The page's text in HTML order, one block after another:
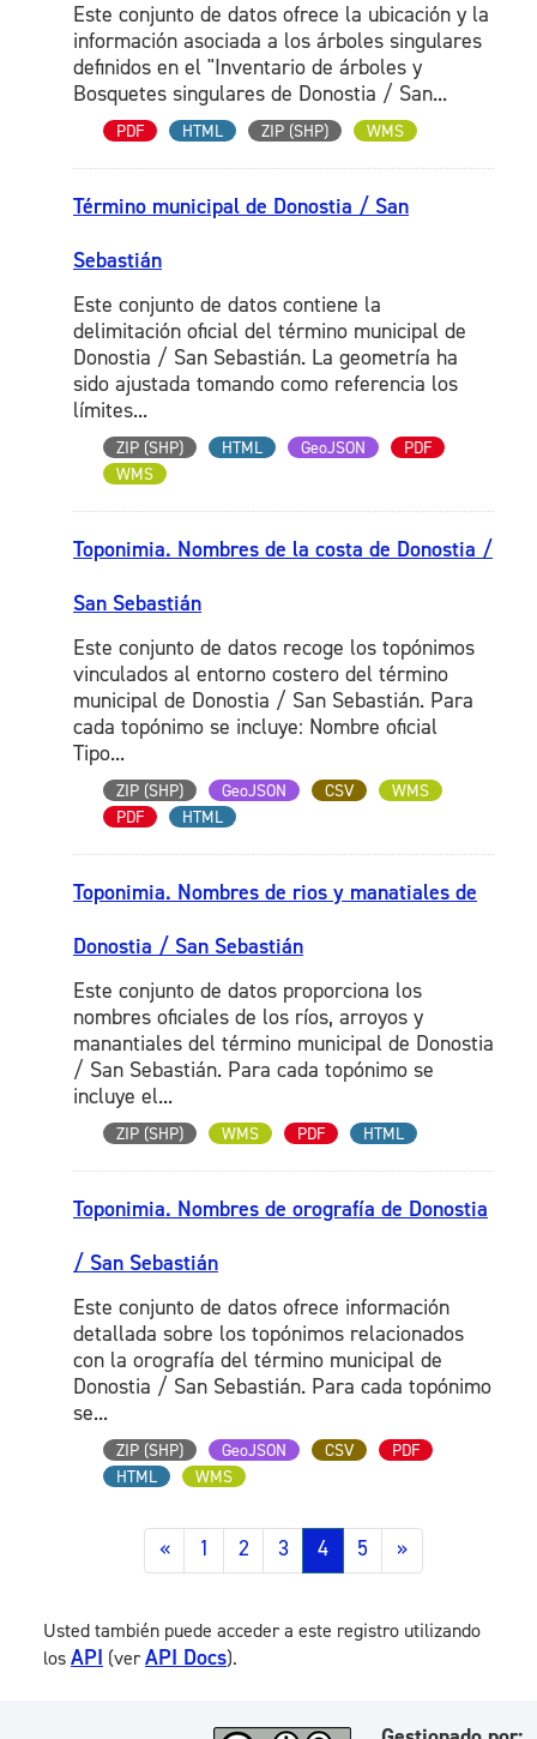
Este conjunto de datos ofrece la ubicación y la
información asociada a los árboles singulares
definidos en el "Inventario de árboles y
Bosquetes singulares de Donostia / San...
PDF HTML ZIP (SHP) WMS
Término municipal de Donostia / San
Sebastián
Este conjunto de datos contiene la
delimitación oficial del término municipal de
Donostia / San Sebastián. La geometría ha
sido ajustada tomando como referencia los
límites...
ZIP (SHP) HTML GeoJSON
PDF
WMS
Toponimia. Nombres de la costa de Donostia /
San Sebastián
Este conjunto de datos recoge los topónimos
vinculados al entorno costero del término
municipal de Donostia / San Sebastián. Para
cada topónimo se incluye: Nombre oficial
Tipo...
ZIP (SHP) GeoJSON CSV
WMS
PDF
HTML
Toponimia. Nombres de rios y manatiales de
Donostia / San Sebastián
Este conjunto de datos proporciona los
nombres oficiales de los ríos, arroyos y
manantiales del término municipal de Donostia
/ San Sebastián. Para cada topónimo se
incluye el...
ZIP (SHP) WMS PDF HTML
Toponimia. Nombres de orografía de Donostia
/ San Sebastián
Este conjunto de datos ofrece información
detallada sobre los topónimos relacionados
con la orografía del término municipal de
Donostia / San Sebastián. Para cada topónimo
se...
ZIP (SHP) GeoJSON CSV
PDF
HTML
WMS
« 1 2 3 4 5 »
Usted también puede acceder a este registro utilizando
los API (verAPI Docs).